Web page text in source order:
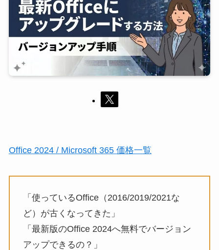
Office 2024 / Microsoft 365 価格一覧
「使っているOffice（2016/2019/2021な
ど）が古くなってきた」
「最新版のOffice 2024へ無料でバージョン
アップできるの？」